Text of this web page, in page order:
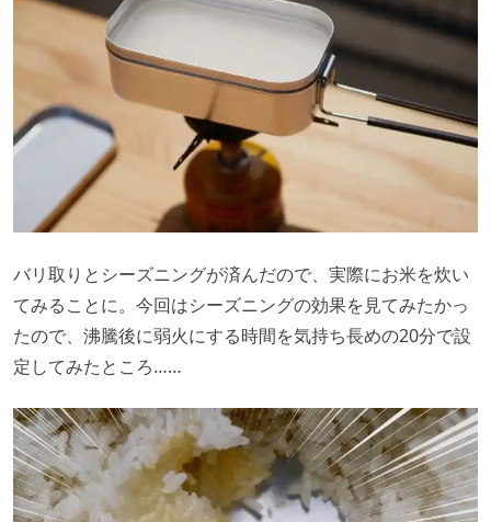
バリ取りとシーズニングが済んだので、実際にお米を炊い
てみることに。今回はシーズニングの効果を見てみたかっ
たので、沸騰後に弱火にする時間を気持ち長めの20分で設
定してみたところ……